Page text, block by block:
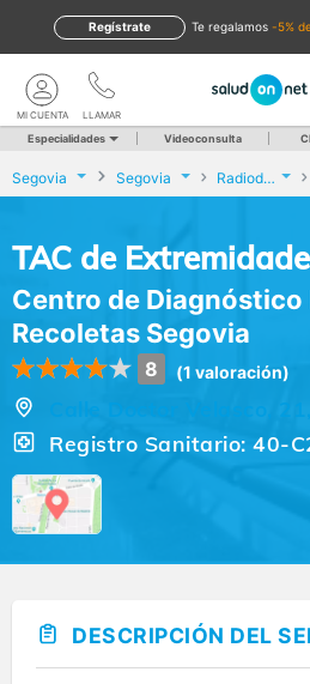
te regalamos -5%
Regístrate
LLAMAR
MI CUENTA
Especialidades Videoconsulta
Segovia Segovia Radiodiagnóstico
TAC de
Centro de Diagnóstico
Recoletas Segovia
8 (1 valoración)
Calle Doctor Velasco,
Registro Sanitario: 40-
DESCRIPCIÓN DEL